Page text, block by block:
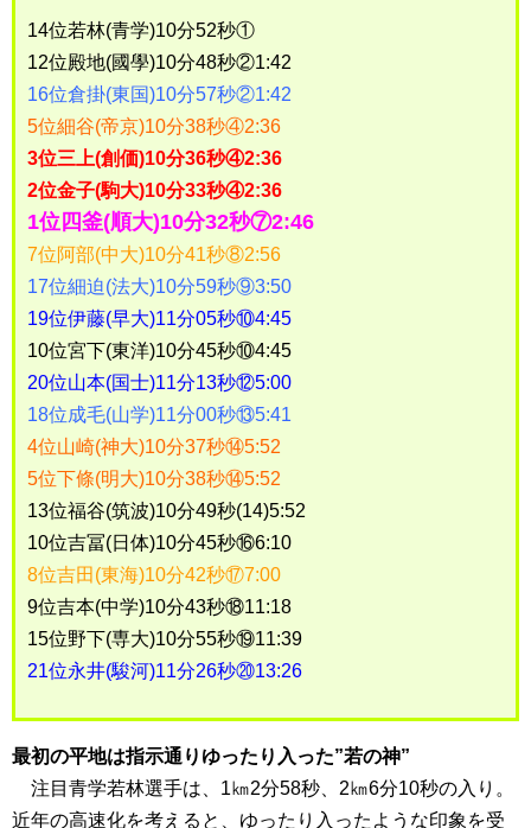
14位若林(青学)10分52秒①
12位殿地(國學)10分48秒②1:42
16位倉掛(東国)10分57秒②1:42
5位細谷(帝京)10分38秒④2:36
3位三上(創価)10分36秒④2:36
2位金子(駒大)10分33秒④2:36
1位四釜(順大)10分32秒⑦2:46
7位阿部(中大)10分41秒⑧2:56
17位細迫(法大)10分59秒⑨3:50
19位伊藤(早大)11分05秒⑩4:45
10位宮下(東洋)10分45秒⑩4:45
20位山本(国士)11分13秒⑫5:00
18位成毛(山学)11分00秒⑬5:41
4位山崎(神大)10分37秒⑭5:52
5位下條(明大)10分38秒⑭5:52
13位福谷(筑波)10分49秒(14)5:52
10位吉冨(日体)10分45秒⑯6:10
8位吉田(東海)10分42秒⑰7:00
9位吉本(中学)10分43秒⑱11:18
15位野下(専大)10分55秒⑲11:39
21位永井(駿河)11分26秒⑳13:26
最初の平地は指示通りゆったり入った”若の神”
注目青学若林選手は、1㎞2分58秒、2㎞6分10秒の入り。
近年の高速化を考えると、ゆったり入ったような印象を受